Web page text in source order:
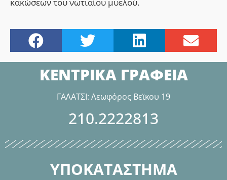
ΚΕΝΤΡΙΚΑ ΓΡΑΦΕΙΑ
ΓΑΛΑΤΣΙ: Λεωφόρος Βεϊκου 19
210.2222813
ΥΠΟΚΑΤΑΣΤΗΜΑ